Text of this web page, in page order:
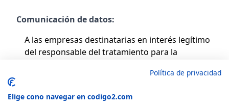
Comunicación de datos:
A las empresas destinatarias en interés legítimo
del responsable del tratamiento para la
bajo consentimiento inequívoco.Política de privacidad
Elige cono navegar en codigo2.com